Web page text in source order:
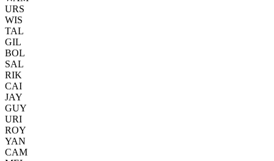
URS
WIS
TAL
GIL
BOL
SAL
RIK
CAI
JAY
GUY
URI
ROY
YAN
CAM